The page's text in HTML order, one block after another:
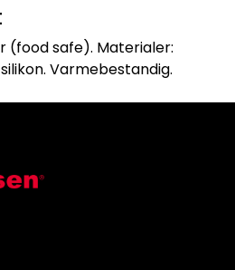
(food safe). Materialer:
Varmebestandig.